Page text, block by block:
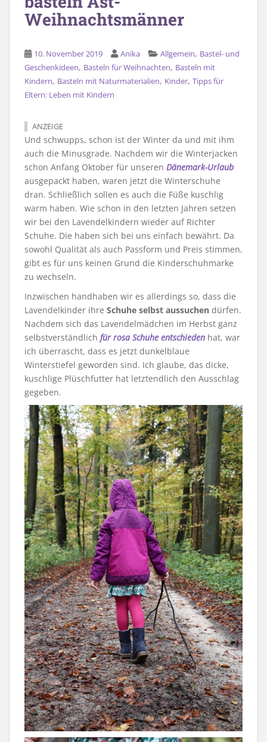
Weihnachtsmänner
10. November 2019 Anika Allgemein, Bastel- und
Geschenkideen, Basteln für Weihnachten, Basteln mit
Kindern, Basteln mit Naturmaterialien, Kinder, Tipps für
Eltern: Leben mit Kindern
ANZEIGE
Und schwupps, schon ist der Winter da und mit ihm
auch die Minusgrade. Nachdem wir die Winterjacken
schon Anfang Oktober für unseren Dänemark-Urlaub
ausgepackt haben, waren jetzt die Winterschuhe
dran. Schließlich sollen es auch die Füße kuschlig
warm haben. Wie schon in den letzten Jahren setzen
wir bei den Lavendelkindern wieder auf Richter
Schuhe. Die haben sich bei uns einfach bewährt. Da
sowohl Qualität als auch Passform und Preis stimmen,
gibt es für uns keinen Grund die Kinderschuhmarke
zu wechseln.
Inzwischen handhaben wir es allerdings so, dass die
Lavendelkinder ihre Schuhe selbst aussuchen dürfen.
Nachdem sich das Lavendelmädchen im Herbst ganz
selbstverständlich für rosa Schuhe entschieden hat, war
ich überrascht, dass es jetzt dunkelblaue
Winterstiefel geworden sind. Ich glaube, das dicke,
kuschlige Plüschfutter hat letztendlich den Ausschlag
gegeben.